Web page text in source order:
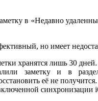
в «Недавно
но имеет
хранятся лишь 30 дней.
заметку и в
её не получится.
синхронизации